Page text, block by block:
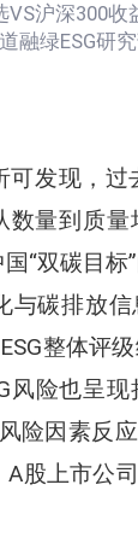
VS沪深300
融绿ESG研究
可发现，过
量到质量
“双碳目标
与碳排放
整体评
风险也呈
险因素反
股上市公